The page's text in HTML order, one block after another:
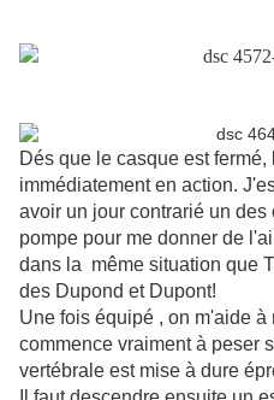
Dés que le casque est
immédiatement en action.
avoir un jour contrarié un
pompe pour me donner de
dans la même situation que
des Dupond et Dupont!
Une fois équipé , on m'aide à
commence vraiment à peser
vertébrale est mise à dure